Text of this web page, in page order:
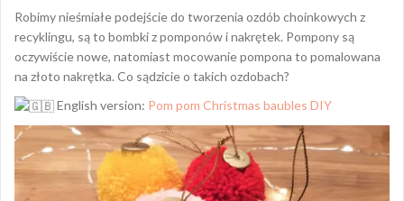
Robimy nieśmiałe podejście do tworzenia ozdób choinkowych z
recyklingu, są to bombki z pomponów i nakrętek. Pompony są
oczywiście nowe, natomiast mocowanie pompona to pomalowana
na złoto nakrętka. Co sądzicie o takich ozdobach?
English version: Pom pom Christmas baubles DIY